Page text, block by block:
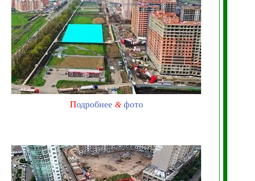
Подробнее & фото